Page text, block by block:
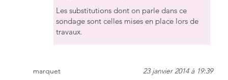
Les substitutions dont on parle dans ce
sondage sont celles mises en place lors de
travaux.
marquet 23 janvier 2014 à 19:39